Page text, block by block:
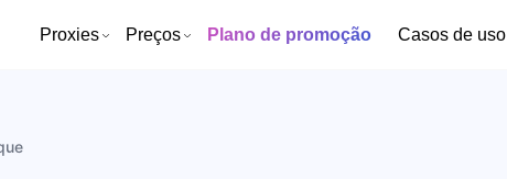
Proxies Preços Plano de promoção Casos de uso